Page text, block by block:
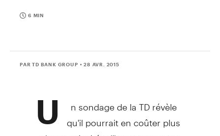
6 MIN
PAR TD BANK GROUP • 28 AVR. 2015
U
n sondage de la TD révèle
qu'il pourrait en coûter plus